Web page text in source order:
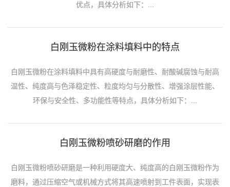
优点，具体分析如下：...
白刚玉微粉在涂料填料中的特点
白刚玉微粉在涂料填料中具有高硬度与耐磨性、耐酸碱腐蚀与耐高
温性、纯度高与色泽稳定性、粒度均匀与分散性、增强涂层性能、
环保与安全性、多功能性等特点，具体分析如下：...
白刚玉微粉喷砂研磨的作用
白刚玉微粉喷砂研磨是一种利用硬度大、纯度高的白刚玉微粉作为
磨料，通过压缩空气或机械方式将其高速喷射到工件表面，实现表